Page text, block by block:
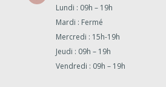
Lundi : 09h – 19h
Mardi : Fermé
Mercredi : 15h-19h
Jeudi : 09h – 19h
Vendredi : 09h – 19h